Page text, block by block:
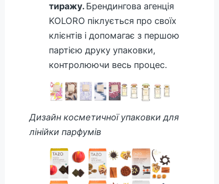
тиражу. Брендингова агенція
KOLORO піклується про своїх
клієнтів і допомагає з першою
партією друку упаковки,
контролюючи весь процес.
Дизайн косметичної упаковки для
лінійки парфумів